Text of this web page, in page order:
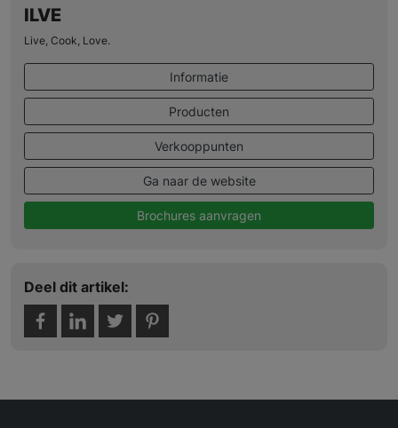
ILVE
Live, Cook, Love.
Informatie
Producten
Verkooppunten
Ga naar de website
Brochures aanvragen
Deel dit artikel: